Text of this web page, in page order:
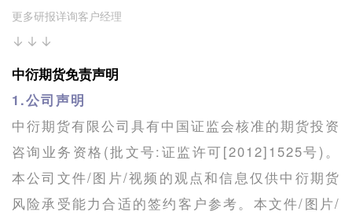
更多研报详询客户经理
↓↓↓
中衍期货免责声明
1.公司声明
中衍期货有限公司具有中国证监会核准的期货投资
咨询业务资格(批文号:证监许可[2012]1525号)。
本公司文件/图片/视频的观点和信息仅供中衍期货
风险承受能力合适的签约客户参考。本文件/图片/